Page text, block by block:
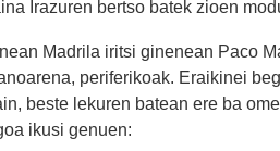
Irazuren bertso batek zioen
Madrila iritsi ginenean Paco
periferikoak. Eraikinei
beste lekuren batean ere ba
ikusi genuen: